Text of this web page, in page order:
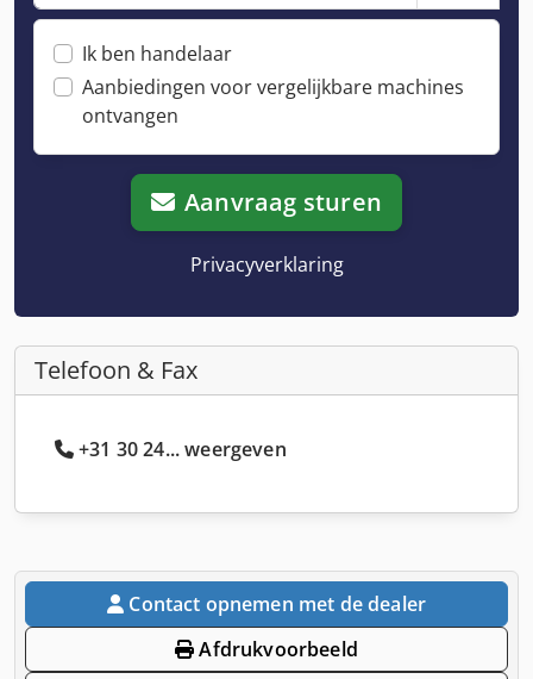
Ik ben handelaar
Aanbiedingen voor vergelijkbare machines
ontvangen
Aanvraag sturen
Privacyverklaring
Telefoon & Fax
+31 30 24... weergeven
Contact opnemen met de dealer
Afdrukvoorbeeld